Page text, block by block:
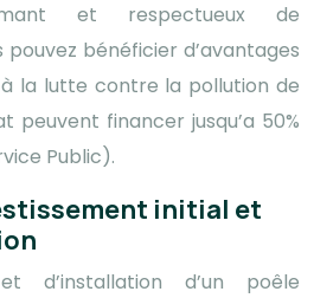
et respectueux de
pouvez bénéficier d’avantages
la lutte contre la pollution de
peuvent financer jusqu’a 50%
Public).
initial et
d’installation d’un poêle